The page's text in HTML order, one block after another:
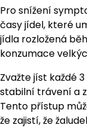
Pro snížení
časy jídel, které
jídla rozložená
konzumace
Zvažte jíst každé
stabilní trávení a
Tento přístup
že zajistí, že